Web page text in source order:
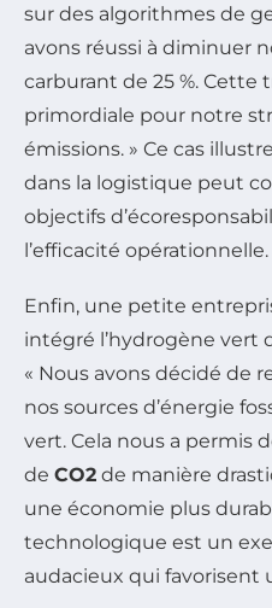
sur des algorithmes de
avons réussi à diminuer
carburant de 25 %. Cette
primordiale pour notre
émissions. » Ce cas
dans la logistique peut
objectifs
l’efficacité opérationnelle.
Enfin, une petite
intégré l’hydrogène vert
« Nous avons décidé de
nos sources d’énergie
vert. Cela nous a permis
de CO2 de manière
une économie plus
technologique est un
audacieux qui favorisent